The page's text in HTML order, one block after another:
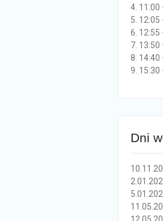
4.
5.
6.
7.
8.
9. 15:30
Dni